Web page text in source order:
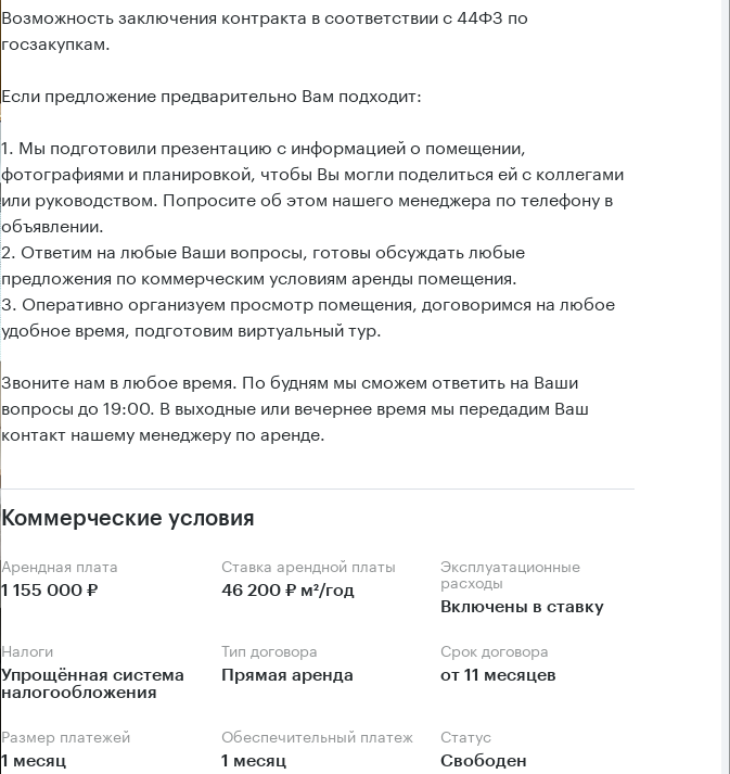
Возможность заключения контракта в соответствии с 44ФЗ по
госзакупкам.
Если предложение предварительно Вам подходит:
1. Мы подготовили презентацию с информацией о помещении,
фотографиями и планировкой, чтобы Вы могли поделиться ей с коллегами
или руководством. Попросите об этом нашего менеджера по телефону в
объявлении.
2. Ответим на любые Ваши вопросы, готовы обсуждать любые
предложения по коммерческим условиям аренды помещения.
3. Оперативно организуем просмотр помещения, договоримся на любое
удобное время, подготовим виртуальный тур.
Звоните нам в любое время. По будням мы сможем ответить на Ваши
вопросы до 19:00. В выходные или вечернее время мы передадим Ваш
контакт нашему менеджеру по аренде.
Коммерческие условия
Арендная плата
1 155 000 ₽
Ставка арендной платы
46 200 ₽ м²/год
Эксплуатационные
расходы
Включены в ставку
Налоги
Упрощённая система
налогообложения
Тип договора
Прямая аренда
Срок договора
от 11 месяцев
Размер платежей
1 месяц
Обеспечительный платеж
1 месяц
Статус
Свободен